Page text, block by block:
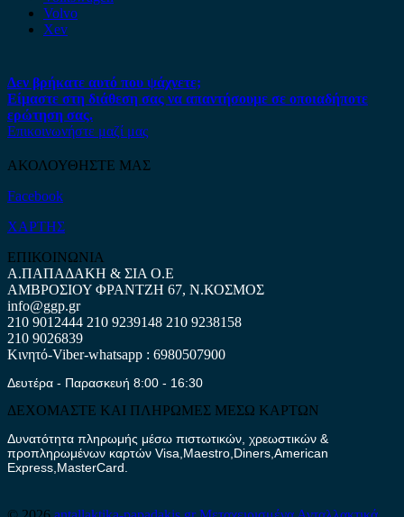
Volvo
Xev
Δεν βρήκατε αυτό που ψάχνετε;
Είμαστε στη διάθεση σας να απαντήσουμε σε οποιαδήποτε
ερώτηση σας.
Επικοινωνήστε μαζί μας
ΑΚΟΛΟΥΘΗΣΤΕ ΜΑΣ
Facebook
ΧΑΡΤΗΣ
ΕΠΙΚΟΙΝΩΝΙΑ
Α.ΠΑΠΑΔΑΚΗ & ΣΙΑ Ο.Ε
ΑΜΒΡΟΣΙΟΥ ΦΡΑΝΤΖΗ 67, Ν.ΚΟΣΜΟΣ
info@ggp.gr
210 9012444 210 9239148 210 9238158
210 9026839
Κινητό-Viber-whatsapp : 6980507900
Δευτέρα - Παρασκευή 8:00 - 16:30
ΔΕΧΟΜΑΣΤΕ ΚΑΙ ΠΛΗΡΩΜΕΣ ΜΕΣΩ ΚΑΡΤΩΝ
Δυνατότητα πληρωμής μέσω πιστωτικών, χρεωστικών &
προπληρωμένων καρτών Visa,Maestro,Diners,American
Express,MasterCard.